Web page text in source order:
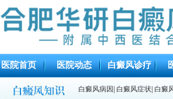
医院首页 医院动态 白癜风诊疗
白癜风病因 白癜风症状 白癜